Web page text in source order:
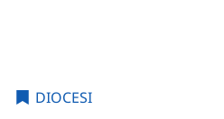
DIOCESI